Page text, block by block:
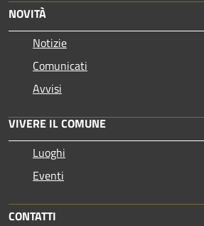
NOVITÀ
Notizie
Comunicati
Avvisi
VIVERE IL COMUNE
Luoghi
Eventi
CONTATTI